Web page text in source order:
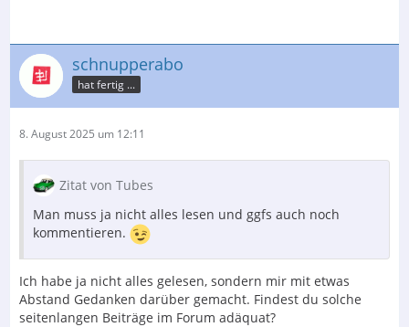
schnupperabo
hat fertig ...
8. August 2025 um 12:11
Zitat von Tubes
Man muss ja nicht alles lesen und ggfs auch noch
kommentieren.
Ich habe ja nicht alles gelesen, sondern mir mit etwas
Abstand Gedanken darüber gemacht. Findest du solche
seitenlangen Beiträge im Forum adäquat?